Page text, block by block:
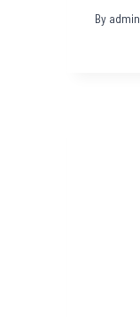
By admin